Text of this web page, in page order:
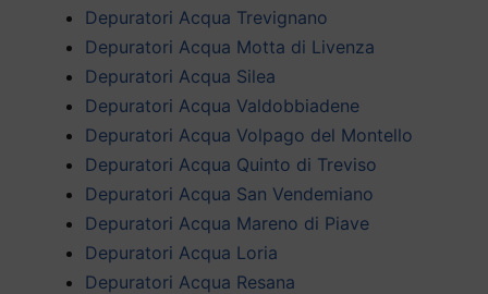
Depuratori Acqua Trevignano
Depuratori Acqua Motta di Livenza
Depuratori Acqua Silea
Depuratori Acqua Valdobbiadene
Depuratori Acqua Volpago del Montello
Depuratori Acqua Quinto di Treviso
Depuratori Acqua San Vendemiano
Depuratori Acqua Mareno di Piave
Depuratori Acqua Loria
Depuratori Acqua Resana